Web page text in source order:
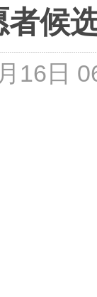
候
16日